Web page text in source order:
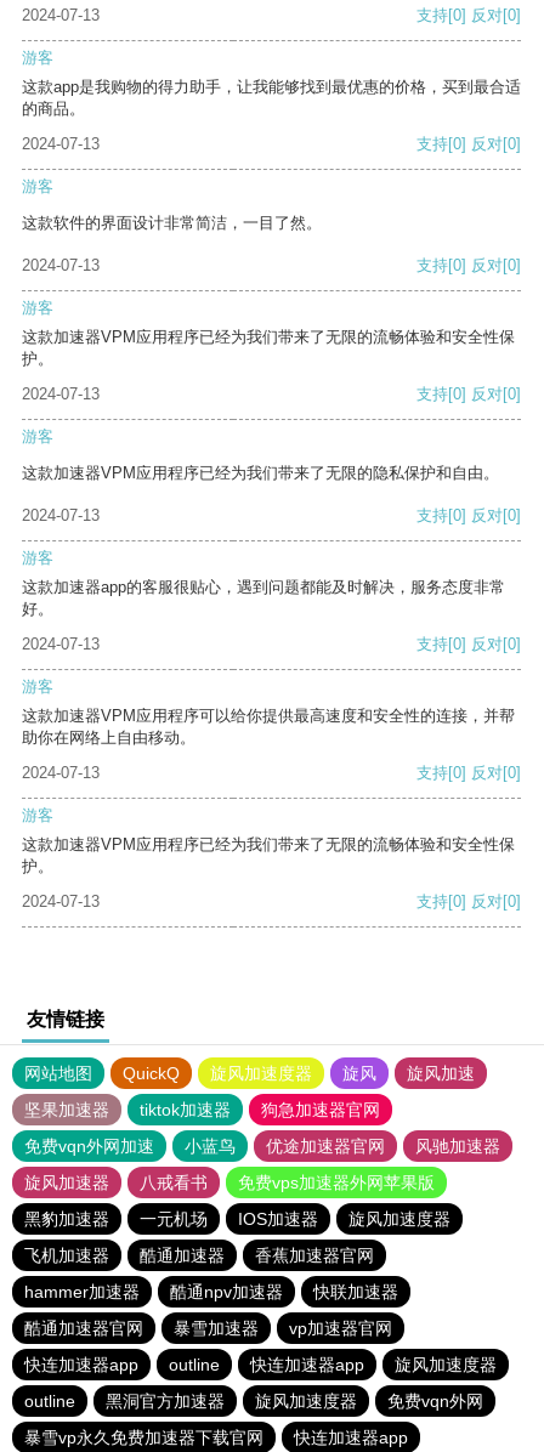
2024-07-13 支持[0] 反对[0]
游客
这款app是我购物的得力助手，让我能够找到最优惠的价格，买到最合适
的商品。
2024-07-13
支持[0] 反对[0]
游客
这款软件的界面设计非常简洁，一目了然。
2024-07-13 支持[0] 反对[0]
游客
这款加速器VPM应用程序已经为我们带来了无限的流畅体验和安全性保
护。
2024-07-13
支持[0] 反对[0]
游客
这款加速器VPM应用程序已经为我们带来了无限的隐私保护和自由。
2024-07-13 支持[0] 反对[0]
游客
这款加速器app的客服很贴心，遇到问题都能及时解决，服务态度非常
好。
2024-07-13
支持[0] 反对[0]
游客
这款加速器VPM应用程序可以给你提供最高速度和安全性的连接，并帮
助你在网络上自由移动。
2024-07-13
支持[0] 反对[0]
游客
这款加速器VPM应用程序已经为我们带来了无限的流畅体验和安全性保
护。
2024-07-13
支持[0] 反对[0]
友情链接
网站地图 QuickQ 旋风加速度器 旋风
旋风加速
坚果加速器
tiktok加速器
狗急加速器官网
免费vqn外网加速
小蓝鸟 优途加速器官网
风驰加速器
旋风加速器
八戒看书
免费vps加速器外网苹果版
黑豹加速器
一元机场 IOS加速器
旋风加速度器
飞机加速器
酷通加速器
香蕉加速器官网
hammer加速器
酷通npv加速器
快联加速器
酷通加速器官网
暴雪加速器
vp加速器官网
快连加速器app
outline 快连加速器app
旋风加速度器
outline
黑洞官方加速器 旋风加速度器
免费vqn外网
暴雪vp永久免费加速器下载官网
快连加速器app